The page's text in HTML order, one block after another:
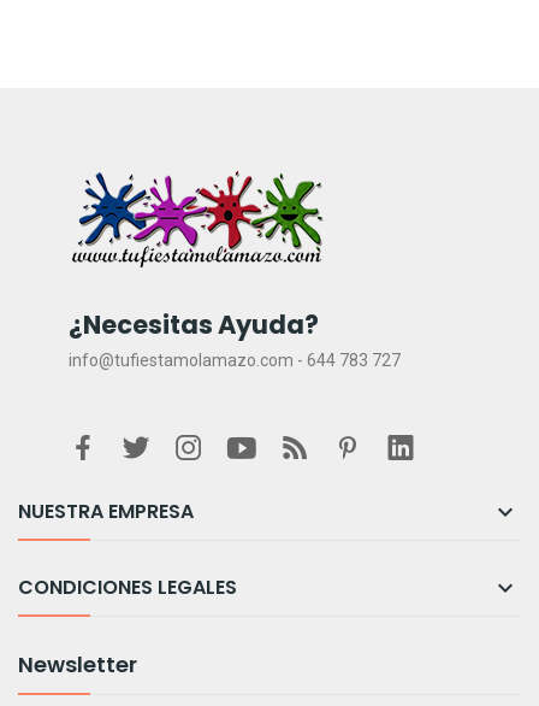
¿Necesitas Ayuda?
info@tufiestamolamazo.com - 644 783 727
NUESTRA EMPRESA 
CONDICIONES LEGALES 
Newsletter